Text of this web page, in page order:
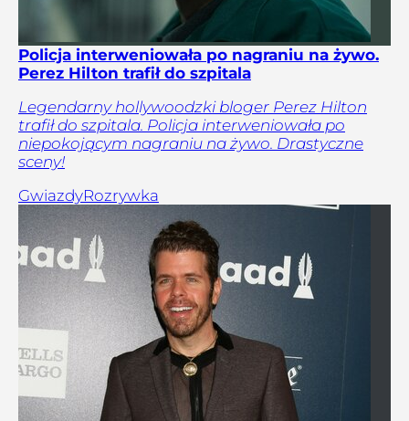
Policja interweniowała po nagraniu na żywo.
Perez Hilton trafił do szpitala
Legendarny hollywoodzki bloger Perez Hilton
trafił do szpitala. Policja interweniowała po
niepokojącym nagraniu na żywo. Drastyczne
sceny!
GwiazdyRozrywka